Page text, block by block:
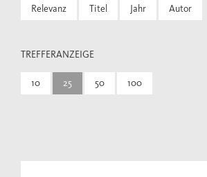
Relevanz Titel Jahr Autor
TREFFERANZEIGE
10 25 50 100